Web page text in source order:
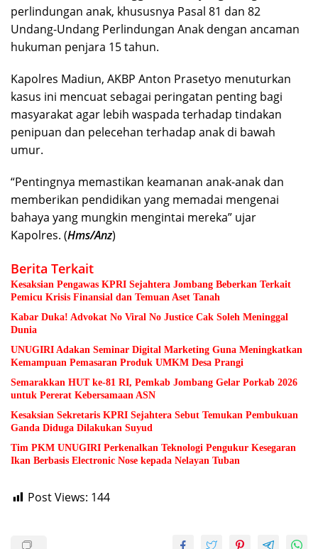
perlindungan anak, khususnya Pasal 81 dan 82
Undang-Undang Perlindungan Anak dengan ancaman
hukuman penjara 15 tahun.
Kapolres Madiun, AKBP Anton Prasetyo menuturkan
kasus ini mencuat sebagai peringatan penting bagi
masyarakat agar lebih waspada terhadap tindakan
penipuan dan pelecehan terhadap anak di bawah
umur.
“Pentingnya memastikan keamanan anak-anak dan
memberikan pendidikan yang memadai mengenai
bahaya yang mungkin mengintai mereka” ujar
Kapolres. (Hms/Anz)
Berita Terkait
Kesaksian Pengawas KPRI Sejahtera Jombang Beberkan Terkait
Pemicu Krisis Finansial dan Temuan Aset Tanah
Kabar Duka! Advokat No Viral No Justice Cak Soleh Meninggal
Dunia
UNUGIRI Adakan Seminar Digital Marketing Guna Meningkatkan
Kemampuan Pemasaran Produk UMKM Desa Prangi
Semarakkan HUT ke-81 RI, Pemkab Jombang Gelar Porkab 2026
untuk Pererat Kebersamaan ASN
Kesaksian Sekretaris KPRI Sejahtera Sebut Temukan Pembukuan
Ganda Diduga Dilakukan Suyud
Tim PKM UNUGIRI Perkenalkan Teknologi Pengukur Kesegaran
Ikan Berbasis Electronic Nose kepada Nelayan Tuban
Post Views: 144